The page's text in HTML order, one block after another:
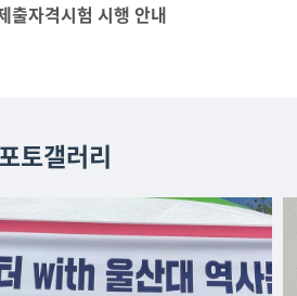
출자격시험 시행 안내
포토갤러리